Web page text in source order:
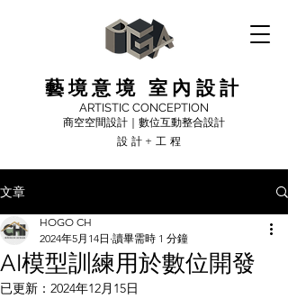
藝境意境 室內設計
ARTISTIC CONCEPTION
商空空間設計｜數位互動整合設計
設計+工程
文章
AI模型訓練用於數位開發
HOGO CH
2024年5月14日 讀畢需時 1 分鐘
已更新： 2024年12月15日